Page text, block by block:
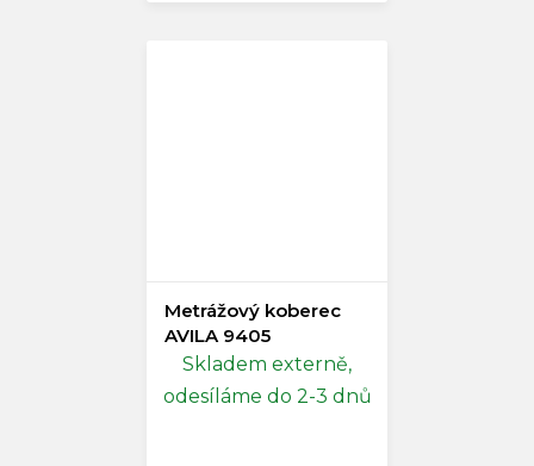
Metrážový koberec
AVILA 9405
Skladem externě,
odesíláme do 2-3 dnů